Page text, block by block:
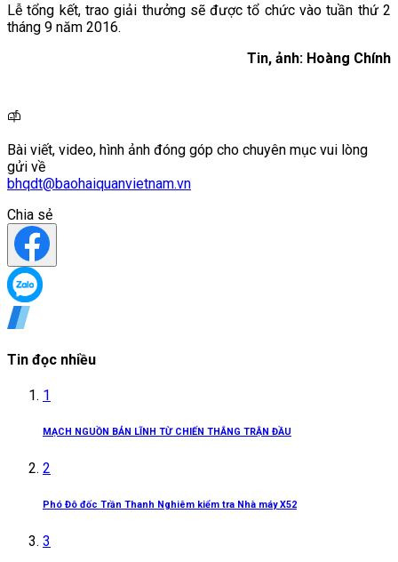
Lễ tổng kết, trao giải thưởng sẽ được tổ chức vào tuần thứ 2
tháng 9 năm 2016.
Tin, ảnh: Hoàng Chính
Bài viết, video, hình ảnh đóng góp cho chuyên mục vui lòng
gửi về
bhqdt@baohaiquanvietnam.vn
Chia sẻ
Tin đọc nhiều
1
MẠCH NGUỒN BẢN LĨNH TỪ CHIẾN THẮNG TRẬN ĐẦU
2
Phó Đô đốc Trần Thanh Nghiêm kiểm tra Nhà máy X52
3